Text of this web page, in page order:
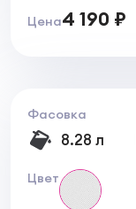
Цена4 190 ₽
Фасовка
8.28 л
Цвет